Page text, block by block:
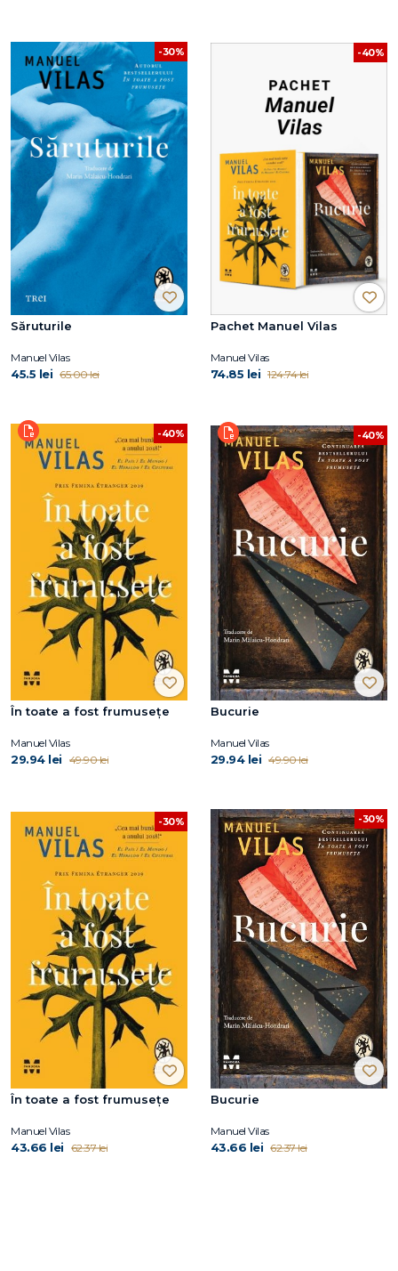
-30%
Săruturile
Manuel Vilas
45.5 lei 65.00 lei
-40%
Pachet Manuel Vilas
Manuel Vilas
74.85 lei 124.74 lei
-40%
În toate a fost frumusețe
Manuel Vilas
29.94 lei 49.90 lei
-40%
Bucurie
Manuel Vilas
29.94 lei 49.90 lei
-30%
În toate a fost frumusețe
Manuel Vilas
43.66 lei 62.37 lei
-30%
Bucurie
Manuel Vilas
43.66 lei 62.37 lei